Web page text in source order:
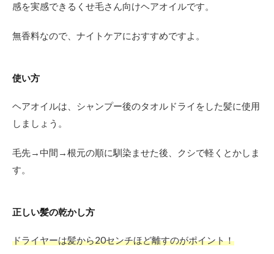
感を実感できるくせ毛さん向けヘアオイルです。
無香料なので、ナイトケアにおすすめですよ。
使い方
ヘアオイルは、シャンプー後のタオルドライをした髪に使用
しましょう。
毛先→中間→根元の順に馴染ませた後、クシで軽くとかしま
す。
正しい髪の乾かし方
ドライヤーは髪から20センチほど離すのがポイント！